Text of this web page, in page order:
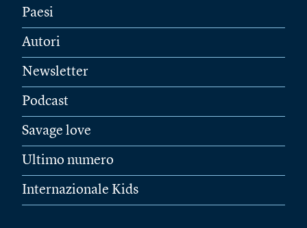
Paesi
Autori
Newsletter
Podcast
Savage love
Ultimo numero
Internazionale Kids